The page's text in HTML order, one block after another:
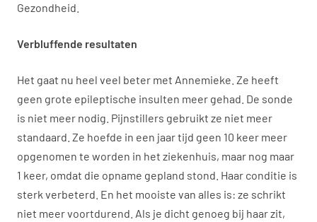
Gezondheid.
Verbluffende resultaten
Het gaat nu heel veel beter met Annemieke. Ze heeft
geen grote epileptische insulten meer gehad. De sonde
is niet meer nodig. Pijnstillers gebruikt ze niet meer
standaard. Ze hoefde in een jaar tijd geen 10 keer meer
opgenomen te worden in het ziekenhuis, maar nog maar
1 keer, omdat die opname gepland stond. Haar conditie is
sterk verbeterd. En het mooiste van alles is: ze schrikt
niet meer voortdurend. Als je dicht genoeg bij haar zit,